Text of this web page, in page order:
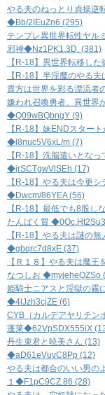
やる夫のねっとり貞操逆
◆Bb/2IEuZn6 (295)
テンプレ異世界転性ヤル
邪神◆Nz1PK1.3D. (381)
【R-18】異世界転移し
【R-18】半淫魔のやる
貴方は世界を彩る漂流者
嫌われ召喚勇者、異世界
◆Q09wBQbngY (9)
【R-18】妹ENDスター
◆l8nuc5V6xL/m (7)
【R-18】洗脳遣いとな
◆jrSCTgwVlSEh (17)
【R-18】やる夫は今更
◆Dwcm/86YEA (56)
【R-18】最低でも8股し
たんぱく質
【R-18】やる夫は謎の
◆gbqrc7d8xE (37)
【Ｒ１８】やる夫は魔王
なつしお ◆myjeheQZSo
姫騎士ニアスと淫獄の霧
◆4lJzh3cjZE (6)
CYB（カルデアヤリチン
蓬莱◆62VpSDX555iX
丹生束君と暁美さん (13)
◆aD61eVuvC8Pp (12)
やる夫は都合のいい男の
１◆F1pC9CZ.86 (28)